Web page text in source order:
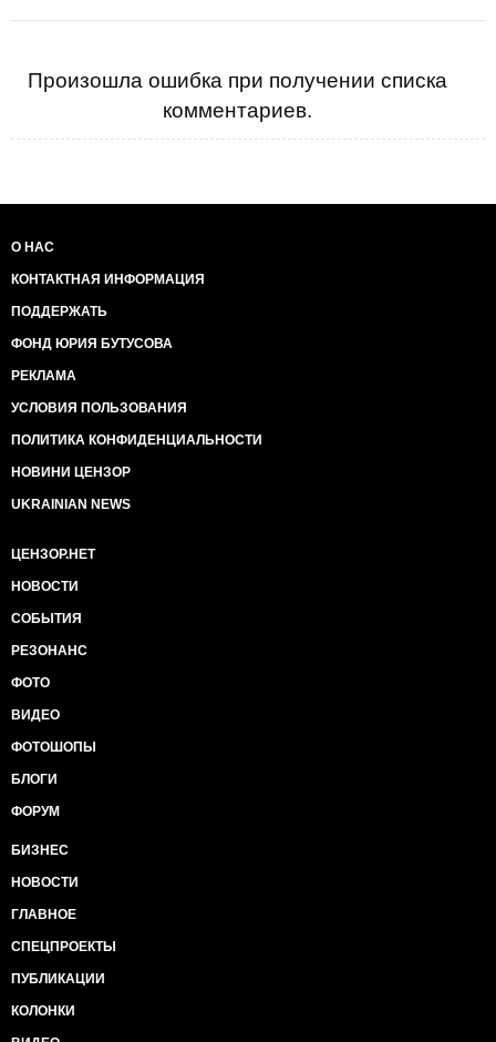
Произошла ошибка при получении списка
комментариев.
О НАС
КОНТАКТНАЯ ИНФОРМАЦИЯ
ПОДДЕРЖАТЬ
ФОНД ЮРИЯ БУТУСОВА
РЕКЛАМА
УСЛОВИЯ ПОЛЬЗОВАНИЯ
ПОЛИТИКА КОНФИДЕНЦИАЛЬНОСТИ
НОВИНИ ЦЕНЗОР
UKRAINIAN NEWS
ЦЕНЗОР.НЕТ
НОВОСТИ
СОБЫТИЯ
РЕЗОНАНС
ФОТО
ВИДЕО
ФОТОШОПЫ
БЛОГИ
ФОРУМ
БИЗНЕС
НОВОСТИ
ГЛАВНОЕ
СПЕЦПРОЕКТЫ
ПУБЛИКАЦИИ
КОЛОНКИ